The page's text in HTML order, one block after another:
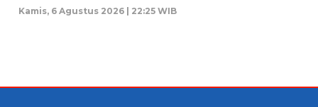
Kamis, 6 Agustus 2026 | 22:25 WIB